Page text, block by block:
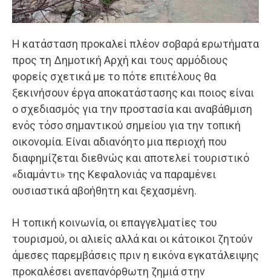
Η κατάσταση προκαλεί πλέον σοβαρά ερωτήματα
προς τη Δημοτική Αρχή και τους αρμόδιους
φορείς σχετικά με το πότε επιτέλους θα
ξεκινήσουν έργα αποκατάστασης και ποιος είναι
ο σχεδιασμός για την προστασία και αναβάθμιση
ενός τόσο σημαντικού σημείου για την τοπική
οικονομία. Είναι αδιανόητο μια περιοχή που
διαφημίζεται διεθνώς και αποτελεί τουριστικό
«διαμάντι» της Κεφαλονιάς να παραμένει
ουσιαστικά αβοήθητη και ξεχασμένη.
Η τοπική κοινωνία, οι επαγγελματίες του
τουρισμού, οι αλιείς αλλά και οι κάτοικοι ζητούν
άμεσες παρεμβάσεις πριν η εικόνα εγκατάλειψης
προκαλέσει ανεπανόρθωτη ζημιά στην